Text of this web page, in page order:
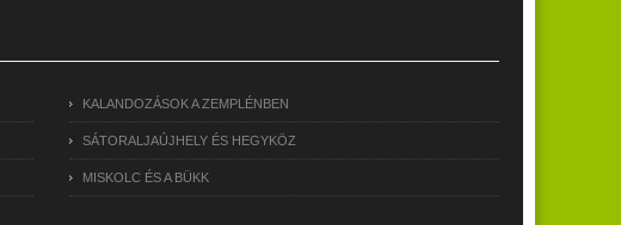
KALANDOZÁSOK A ZEMPLÉNBEN
SÁTORALJAÚJHELY ÉS HEGYKÖZ
MISKOLC ÉS A BÜKK